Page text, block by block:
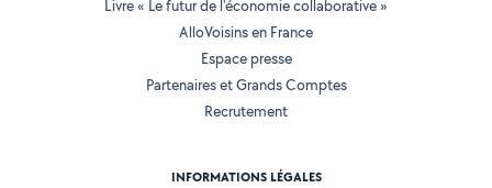
Livre « Le futur de l'économie collaborative »
AlloVoisins en France
Espace presse
Partenaires et Grands Comptes
Recrutement
INFORMATIONS LÉGALES